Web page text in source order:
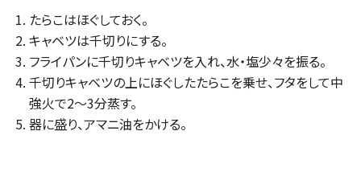
たらこはほぐしておく。
キャベツは千切りにする。
フライパンに千切りキャベツを入れ、水・塩少々を振る。
千切りキャベツの上にほぐしたたらこを乗せ、フタをして中
強火で2〜3分蒸す。
器に盛り、アマニ油をかける。